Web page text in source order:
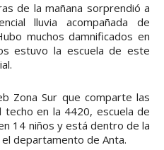
de la mañana sorprendió a
lluvia acompañada de
muchos damnificados en
estuvo la escuela de este
Zona Sur que comparte las
en la 4420, escuela de
14 niños y está dentro de la
el departamento de Anta.